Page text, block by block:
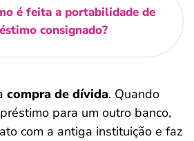
é feita a portabilidade de
consignado?
compra de dívida. Quando
para um outro banco,
com a antiga instituição e faz